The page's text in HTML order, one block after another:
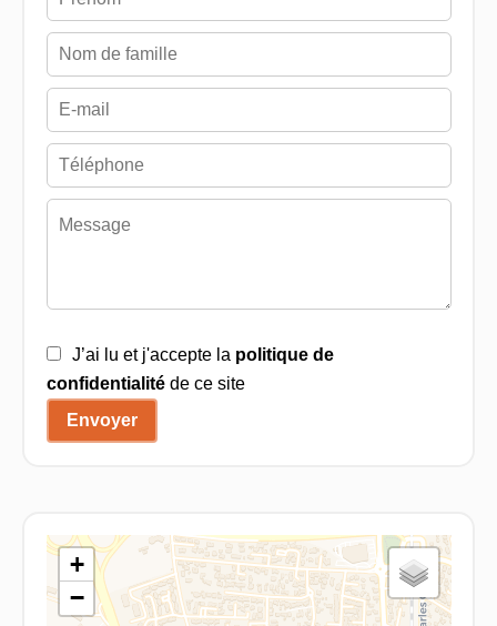
J’ai lu et j'accepte la politique de
confidentialitéde ce site
Envoyer
+
−